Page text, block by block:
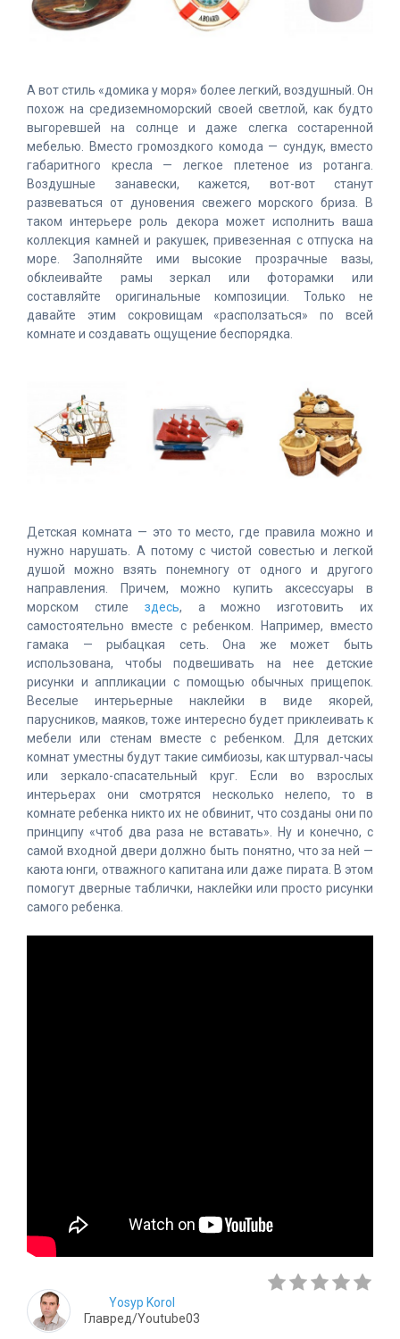
А вот стиль «домика у моря» более легкий, воздушный. Он
похож на средиземноморский своей светлой, как будто
выгоревшей на солнце и даже слегка состаренной
мебелью. Вместо громоздкого комода — сундук, вместо
габаритного кресла — легкое плетеное из ротанга.
Воздушные занавески, кажется, вот-вот станут
развеваться от дуновения свежего морского бриза. В
таком интерьере роль декора может исполнить ваша
коллекция камней и ракушек, привезенная с отпуска на
море. Заполняйте ими высокие прозрачные вазы,
обклеивайте рамы зеркал или фоторамки или
составляйте оригинальные композиции. Только не
давайте этим сокровищам «расползаться» по всей
комнате и создавать ощущение беспорядка.
Детская комната — это то место, где правила можно и
нужно нарушать. А потому с чистой совестью и легкой
душой можно взять понемногу от одного и другого
направления. Причем, можно купить аксессуары в
морском стиле здесь, а можно изготовить их
самостоятельно вместе с ребенком. Например, вместо
гамака — рыбацкая сеть. Она же может быть
использована, чтобы подвешивать на нее детские
рисунки и аппликации с помощью обычных прищепок.
Веселые интерьерные наклейки в виде якорей,
парусников, маяков, тоже интересно будет приклеивать к
мебели или стенам вместе с ребенком. Для детских
комнат уместны будут такие симбиозы, как штурвал-часы
или зеркало-спасательный круг. Если во взрослых
интерьерах они смотрятся несколько нелепо, то в
комнате ребенка никто их не обвинит, что созданы они по
принципу «чтоб два раза не вставать». Ну и конечно, с
самой входной двери должно быть понятно, что за ней —
каюта юнги, отважного капитана или даже пирата. В этом
помогут дверные таблички, наклейки или просто рисунки
самого ребенка.
Yosyp Korol
Главред/Youtube03